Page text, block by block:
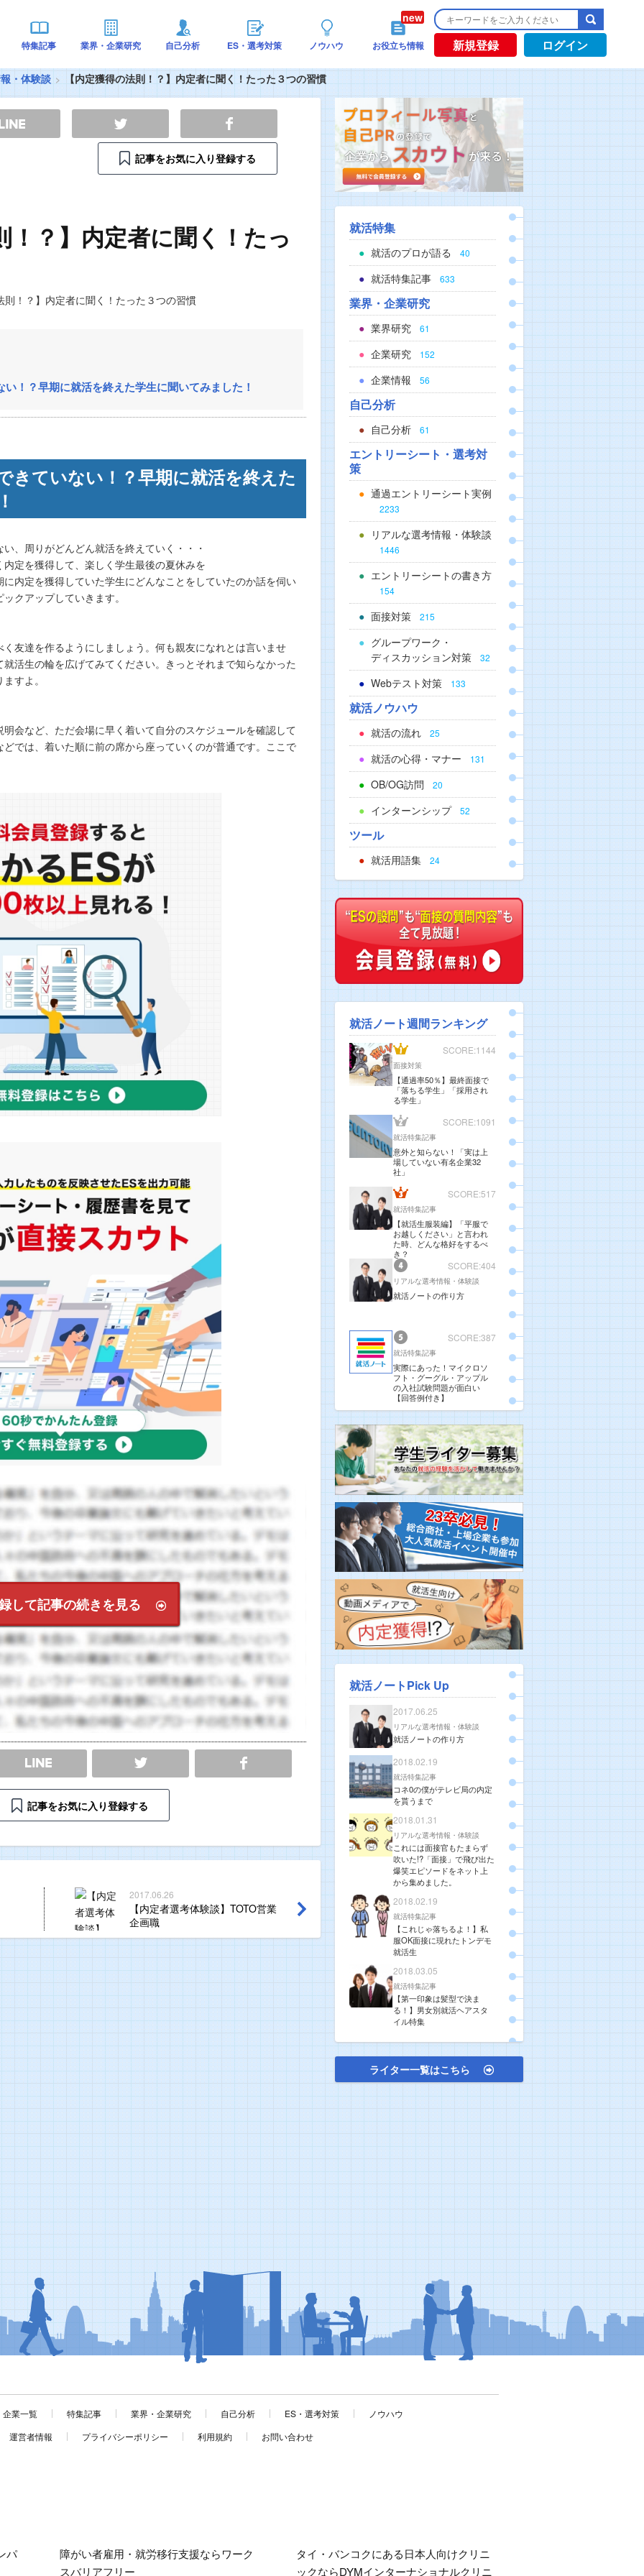
特集記事 業界・企業研究 自己分析 ES・選考対策 ノウハウ お役立ち情報 新規登録 ログイン
・体験談 【内定獲得の法則！？】内定者に聞く！たった３つの習慣
記事をお気に入り登録する
！？】内定者に聞く！たっ
！？早期に就活を終えた学生に聞いてみました！
きていない！？早期に就活を終えた
、周りがどんどん就活を終えていく・・・
定を獲得して、楽しく学生最後の夏休みを
内定を獲得していた学生にどんなことをしていたのか話を伺い
クアップしていきます。
友達を作るようにしましょう。何も親友になれとは言いませ
活生の輪を広げてみてください。きっとそれまで知らなかった
すよ。
会など、ただ会場に早く着いて自分のスケジュールを確認して
では、着いた順に前の席から座っていくのが普通です。ここで
して記事の続きを見る
SHARE
記事をお気に入り登録する
2017.06.26
【内定者選考体験談】TOTO営業
企画職
就活特集
就活のプロが語る 40
就活特集記事 633
業界・企業研究
業界研究 61
企業研究 152
企業情報 56
自己分析
自己分析 61
エントリーシート・選考対
策
通過エントリーシート実例
2233
リアルな選考情報・体験談
1446
エントリーシートの書き方
154
面接対策 215
グループワーク・
ディスカッション対策
32
Webテスト対策 133
就活ノウハウ
就活の流れ 25
就活の心得・マナー 131
OB/OG訪問 20
インターンシップ 52
ツール
就活用語集 24
就活ノート週間ランキング
SCORE:1144
面接対策
【通過率50％】最終面接で
「落ちる学生」「採用され
る学生」
SCORE:1091
就活特集記事
意外と知らない！「実は上
場していない有名企業32
社」
SCORE:517
就活特集記事
【就活生服装編】「平服で
お越しください」と言われ
た時、どんな格好をするべ
き？
SCORE:404
リアルな選考情報・体験談
就活ノートの作り方
SCORE:387
就活特集記事
実際にあった！マイクロソ
フト・グーグル・アップル
の入社試験問題が面白い
【回答例付き】
就活ノートPick Up
2017.06.25
リアルな選考情報・体験談
就活ノートの作り方
2018.02.19
就活特集記事
コネ0の僕がテレビ局の内定
を貰うまで
2018.01.31
リアルな選考情報・体験談
これには面接官もたまらず
吹いた!?「面接」で飛び出た
爆笑エピソードをネット上
から集めました。
2018.02.19
就活特集記事
【これじゃ落ちるよ！】私
服OK面接に現れたトンデモ
就活生
2018.03.05
就活特集記事
【第一印象は髪型で決ま
る！】男女別就活ヘアスタ
イル特集
ライター一覧はこちら
企業一覧 特集記事 業界・企業研究 自己分析 ES・選考対策
ノウハウ
運営者情報
プライバシーポリシー 利用規約 お問い合わせ
パ
障がい者雇用・就労移行支援ならワーク
スバリアフリー
タイ・バンコクにある日本人向けクリニ
ックならDYMインターナショナルクリニ